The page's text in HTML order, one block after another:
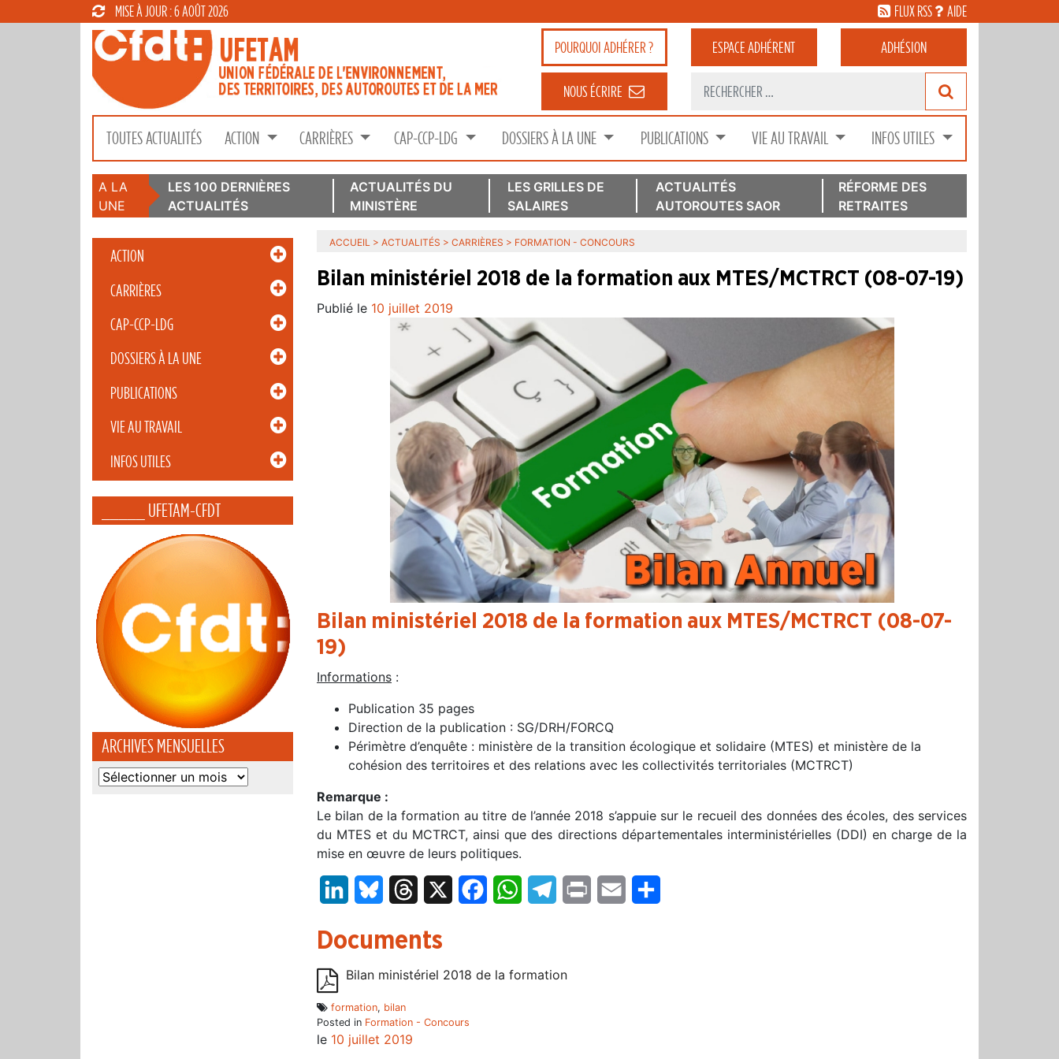
MISE À JOUR : 6 AOÛT 2026 FLUX RSS AIDE
POURQUOIADHÉRER ? ESPACEADHÉRENT ADHÉSION
NOUS ÉCRIRE
TOUTES ACTUALITÉS ACTION CARRIÈRES CAP-CCP-LDG DOSSIERS À LA UNE PUBLICATIONS VIE AU TRAVAIL INFOS UTILES
A LA
UNE
LES 100 DERNIÈRES
ACTUALITÉS
ACTUALITÉS DU
MINISTÈRE
LES GRILLES DE
SALAIRES
ACTUALITÉS
AUTOROUTES SAOR
RÉFORME DES
RETRAITES
ACTION
CARRIÈRES
CAP-CCP-LDG
DOSSIERS À LA UNE
PUBLICATIONS
VIE AU TRAVAIL
INFOS UTILES
_____ UFETAM-CFDT
ARCHIVES MENSUELLES
Archives
ACCUEIL > ACTUALITÉS > CARRIÈRES > FORMATION - CONCOURS
Bilan ministériel 2018 de la formation aux MTES/MCTRCT (08-07-19)
Publié le 10 juillet 2019
Bilan ministériel 2018 de la formation aux MTES/MCTRCT (08-07-
19)
Informations :
Publication 35 pages
Direction de la publication : SG/DRH/FORCQ
Périmètre d’enquête : ministère de la transition écologique et solidaire (MTES) et ministère de la
cohésion des territoires et des relations avec les collectivités territoriales (MCTRCT)
Remarque :
Le bilan de la formation au titre de l’année 2018 s’appuie sur le recueil des données des écoles, des services
du MTES et du MCTRCT, ainsi que des directions départementales interministérielles (DDI) en charge de la
mise en œuvre de leurs politiques.
LinkedInBluesky Threads FacebookWhatsAppTelegram
Print Email
Documents
Bilan ministériel 2018 de la formation
formation, bilan
Posted in Formation - Concours
le 10 juillet 2019